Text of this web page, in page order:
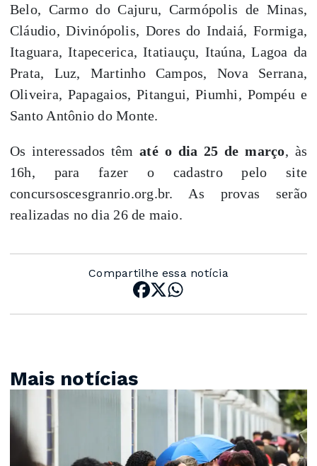
Belo, Carmo do Cajuru, Carmópolis de Minas,
Cláudio, Divinópolis, Dores do Indaiá, Formiga,
Itaguara, Itapecerica, Itatiauçu, Itaúna, Lagoa da
Prata, Luz, Martinho Campos, Nova Serrana,
Oliveira, Papagaios, Pitangui, Piumhi, Pompéu e
Santo Antônio do Monte.
Os interessados têm até o dia 25 de março, às
16h, para fazer o cadastro pelo site
concursoscesgranrio.org.br. As provas serão
realizadas no dia 26 de maio.
Compartilhe essa notícia
Mais notícias